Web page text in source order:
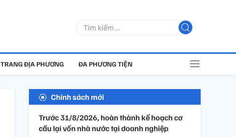
TRANG ĐỊA PHƯƠNG ĐA PHƯƠNG TIỆN
Chính sách mới
Trước 31/8/2026, hoàn thành kế hoạch cơ
cấu lại vốn nhà nước tại doanh nghiệp